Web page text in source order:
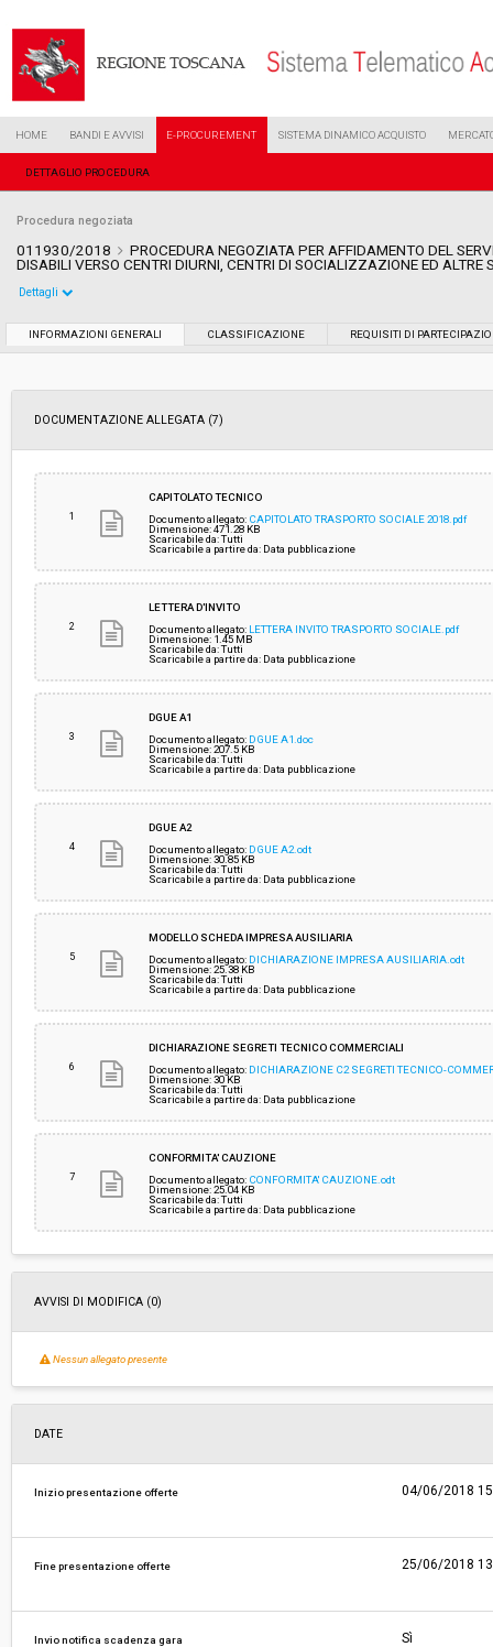
HOME BANDI E AVVISI E-PROCUREMENT SISTEMA DINAMICO ACQUISTO
DETTAGLIO PROCEDURA
Procedura negoziata
011930/2018
PROCEDURA NEGOZIATA PER AFFIDAMENTO DEL
DISABILI VERSO CENTRI DIURNI, CENTRI DI SOCIALIZZAZIONE ED ALTRE
Data pubblicazione:
Svolgimento:
Responsabile attuale:
COMUNE DI AREZZO - Direzione servizi al
persona sport cultura servizi sociali
Dettagli
INFORMAZIONI GENERALI CLASSIFICAZIONE REQUISITI DI
DOCUMENTAZIONE ALLEGATA (7)
1
CAPITOLATO TECNICO
Documento allegato: CAPITOLATO TRASPORTO SOCIALE 2018.pdf
Dimensione: 471.28 KB
Scaricabile da: Tutti
Scaricabile a partire da: Data pubblicazione
2
LETTERA D'INVITO
Documento allegato: LETTERA INVITO TRASPORTO SOCIALE.pdf
Dimensione: 1.45 MB
Scaricabile da: Tutti
Scaricabile a partire da: Data pubblicazione
3
DGUE A1
Documento allegato: DGUE A1.doc
Dimensione: 207.5 KB
Scaricabile da: Tutti
Scaricabile a partire da: Data pubblicazione
4
DGUE A2
Documento allegato: DGUE A2.odt
Dimensione: 30.85 KB
Scaricabile da: Tutti
Scaricabile a partire da: Data pubblicazione
5
MODELLO SCHEDA IMPRESA AUSILIARIA
Documento allegato: DICHIARAZIONE IMPRESA AUSILIARIA.odt
Dimensione: 25.38 KB
Scaricabile da: Tutti
Scaricabile a partire da: Data pubblicazione
6
DICHIARAZIONE SEGRETI TECNICO COMMERCIALI
Documento allegato: DICHIARAZIONE C2 SEGRETI TECNICO-
Dimensione: 30 KB
Scaricabile da: Tutti
Scaricabile a partire da: Data pubblicazione
7
CONFORMITA' CAUZIONE
Documento allegato: CONFORMITA' CAUZIONE.odt
Dimensione: 25.04 KB
Scaricabile da: Tutti
Scaricabile a partire da: Data pubblicazione
AVVISI DI MODIFICA (0)
Nessun allegato presente
DATE
Inizio presentazione offerte 04/06/2018
Fine presentazione offerte 25/06/2018
Invio notifica scadenza gara Sì